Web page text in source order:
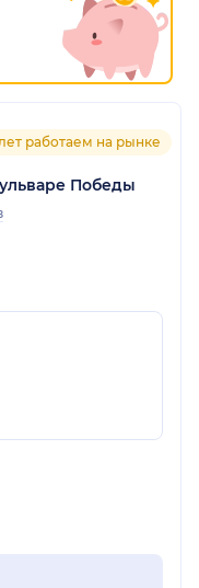
работаем на рынке
Победы